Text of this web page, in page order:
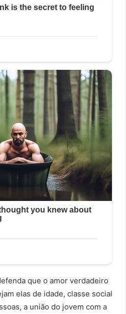
que o amor verdadeiro
elas de idade, classe social
a união do jovem com a